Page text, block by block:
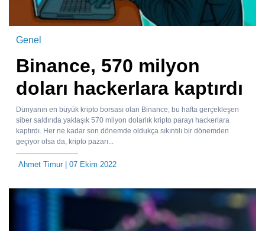
Genel
Binance, 570 milyon
doları hackerlara kaptırdı
Dünyanın en büyük kripto borsası olan Binance, bu hafta gerçekleşen
siber saldırıda yaklaşık 570 milyon dolarlık kripto parayı hackerlara
kaptırdı. Her ne kadar son dönemde oldukça sıkıntılı bir dönemden
geçiyor olsa da, kripto pazarı...
Ahmet Timur| 07 Ekim 2022